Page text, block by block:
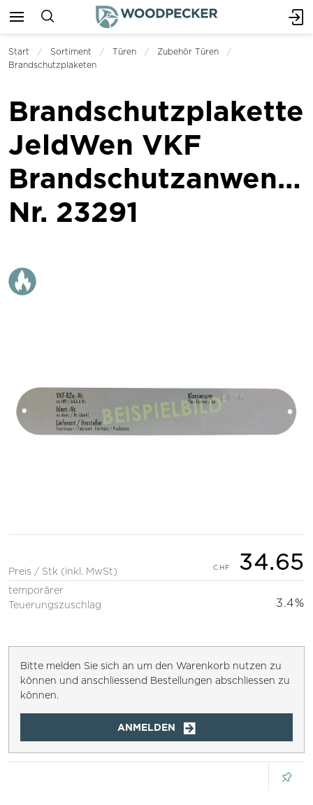
Start Sortiment Türen
Zubehör Türen
Brandschutzplaketen
Brandschutzplakette
JeldWen VKF
Nr. 23291
Preis / Stk (inkl. MwSt) 34.65
temporärer
Teuerungszuschlag
3.4%
Bitte melden Sie sich an um den Warenkorb nutzen zu
können und anschliessend Bestellungen abschliessen zu
können.
ANMELDEN